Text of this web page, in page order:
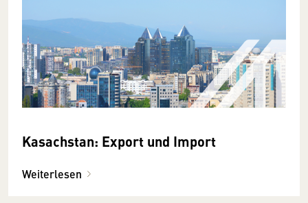
Kasachstan: Export und Import
Weiterlesen